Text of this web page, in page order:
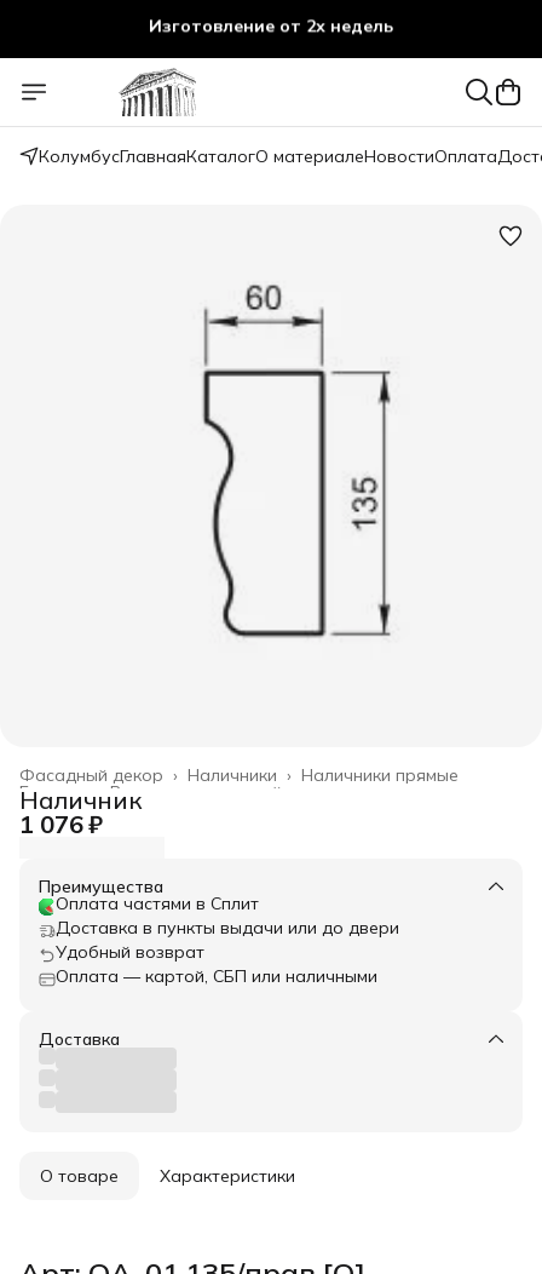
Изготовление от 2х недель
КолумбусГлавнаяКаталогО материалеНовостиОплата
Наличники прямые
Наличники ›
Фасадный декор ›
Весь архитектурный декор
Главная ›
Наличник
1 076 ₽
Преимущества
Оплата частями в Сплит
Доставка в пункты выдачи или до двери
Удобный возврат
Оплата — картой, СБП или наличными
Доставка
О товаре Характеристики